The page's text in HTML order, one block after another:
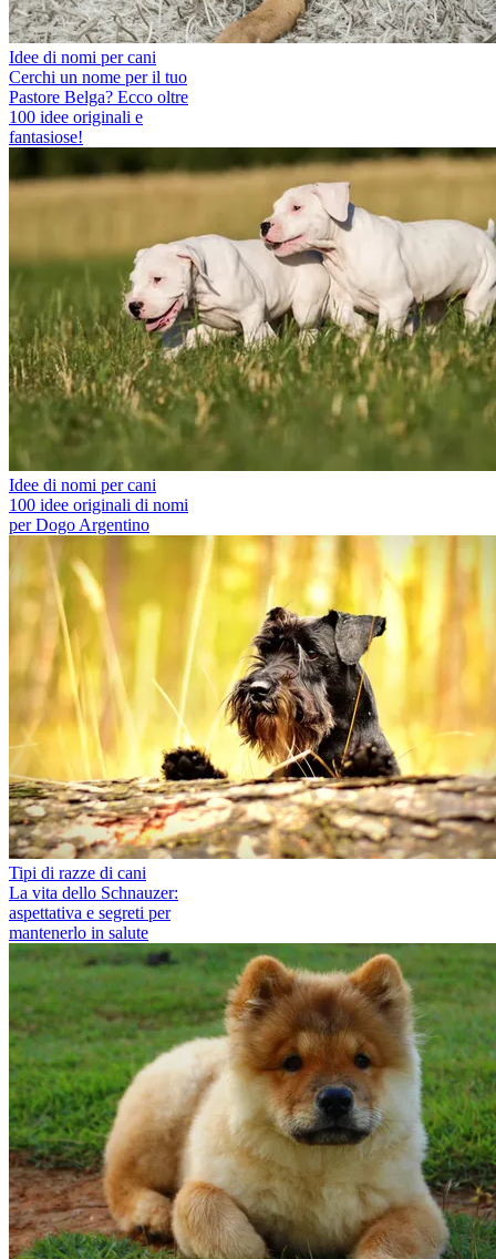
Idee di nomi per cani
Cerchi un nome per il tuo
Pastore Belga? Ecco oltre
100 idee originali e
fantasiose!
Idee di nomi per cani
100 idee originali di nomi
per Dogo Argentino
Tipi di razze di cani
La vita dello Schnauzer:
aspettativa e segreti per
mantenerlo in salute